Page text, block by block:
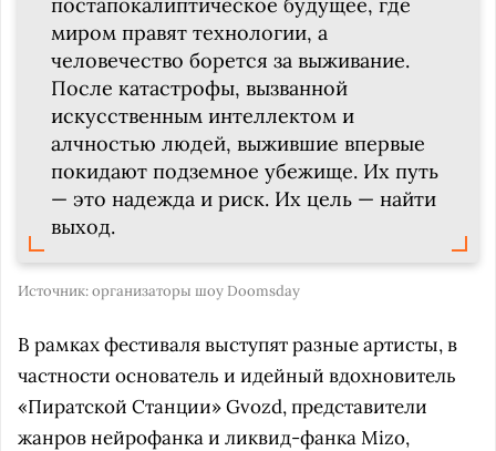
миром правят технологии, а
человечество борется за выживание.
После катастрофы, вызванной
искусственным интеллектом и
алчностью людей, выжившие впервые
покидают подземное убежище. Их путь
— это надежда и риск. Их цель — найти
выход.
Источник:организаторы шоу Doomsday
В рамках фестиваля выступят разные артисты, в
частности основатель и идейный вдохновитель
«Пиратской Станции» Gvozd, представители
жанров нейрофанка и ликвид-фанка Mizo,